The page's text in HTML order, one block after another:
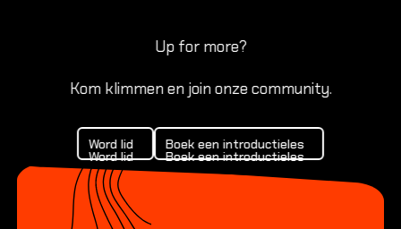
Up for more?
Kom klimmen en join onze community.
Word lid
Word lid
Word lid
Boek een introductieles
Boek een introductieles
Boek een introductieles
Footer